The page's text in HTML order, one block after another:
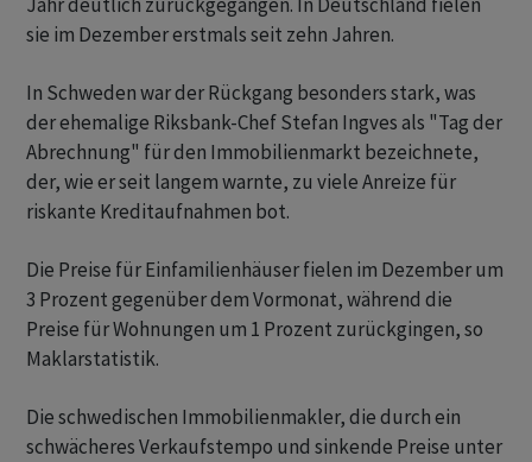
Jahr deutlich zurückgegangen. In Deutschland fielen
sie im Dezember erstmals seit zehn Jahren.
In Schweden war der Rückgang besonders stark, was
der ehemalige Riksbank-Chef Stefan Ingves als "Tag der
Abrechnung" für den Immobilienmarkt bezeichnete,
der, wie er seit langem warnte, zu viele Anreize für
riskante Kreditaufnahmen bot.
Die Preise für Einfamilienhäuser fielen im Dezember um
3 Prozent gegenüber dem Vormonat, während die
Preise für Wohnungen um 1 Prozent zurückgingen, so
Maklarstatistik.
Die schwedischen Immobilienmakler, die durch ein
schwächeres Verkaufstempo und sinkende Preise unter